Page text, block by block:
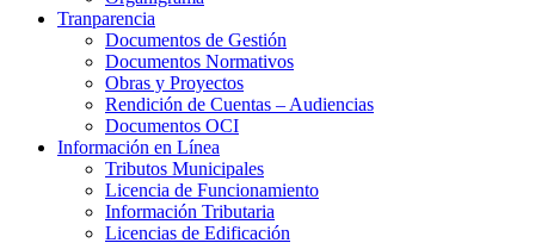
Tranparencia
Documentos de Gestión
Documentos Normativos
Obras y Proyectos
Rendición de Cuentas – Audiencias
Documentos OCI
Información en Línea
Tributos Municipales
Licencia de Funcionamiento
Información Tributaria
Licencias de Edificación